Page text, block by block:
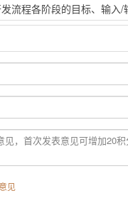
流程各阶段的目标、输入
见